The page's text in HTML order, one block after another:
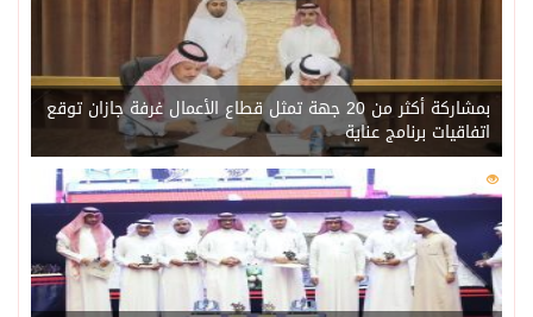
بمشاركة أكثر من 20 جهة تمثل قطاع الأعمال غرفة جازان توقع
اتفاقيات برنامج عناية
209